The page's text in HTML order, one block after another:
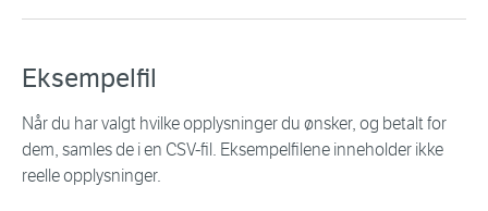
Eksempelfil
Når du har valgt hvilke opplysninger du ønsker, og betalt for
dem, samles de i en CSV-fil. Eksempelfilene inneholder ikke
reelle opplysninger.